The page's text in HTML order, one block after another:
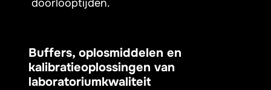
doorlooptijden.
Buffers, oplosmiddelen en
kalibratieoplossingen van
laboratoriumkwaliteit